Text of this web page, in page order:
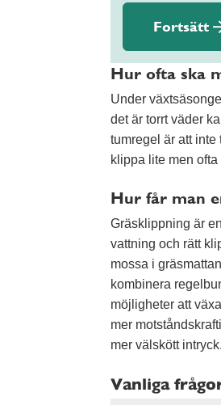
Fortsätt
Hur ofta ska
Under
det är torrt väder
tumregel är att inte
klippa lite men
Hur får man
Gräsklippning är
vattning och rätt
mossa i
kombinera
möjligheter att
mer
mer välskött intryck.
Vanliga